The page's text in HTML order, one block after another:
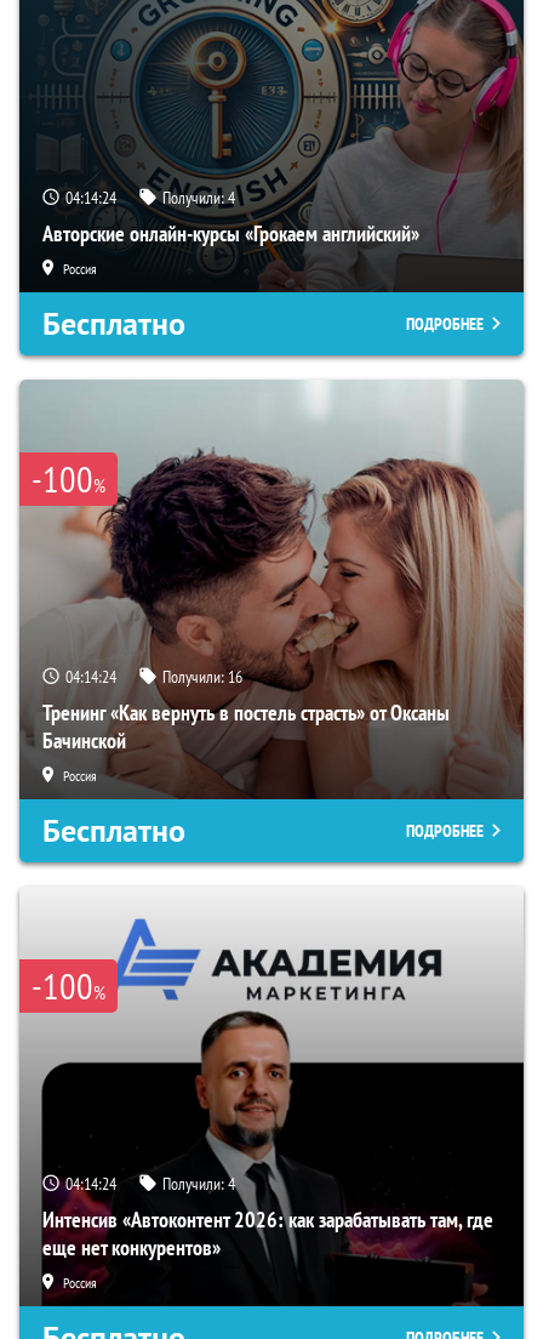
04:14:23 Получили:4
Авторские онлайн-курсы «Грокаем английский»
Россия
Бесплатно ПОДРОБНЕЕ
-100%
04:14:23 Получили:16
Тренинг «Как вернуть в постель страсть» от Оксаны
Бачинской
Россия
Бесплатно ПОДРОБНЕЕ
-100%
04:14:23 Получили:4
Интенсив «Автоконтент 2026: как зарабатывать там, где
еще нет конкурентов»
Россия